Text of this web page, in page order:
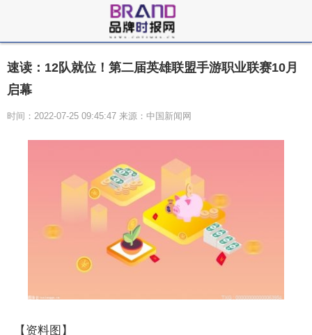
速读：12队就位！第二届英雄联盟手游职业联赛10月
启幕
时间：2022-07-25 09:45:47 来源：中国新闻网
【资料图】